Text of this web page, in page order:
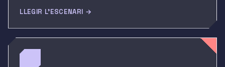
LLEGIR L'ESCENARI →